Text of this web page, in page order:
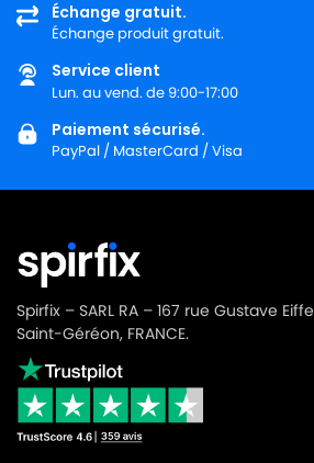
Échange gratuit.
Échange produit gratuit.
Service client
Lun. au vend. de 9:00-17:00
Paiement sécurisé.
PayPal / MasterCard / Visa
Spirfix – SARL RA – 167 rue Gustave
Saint-Géréon, FRANCE.